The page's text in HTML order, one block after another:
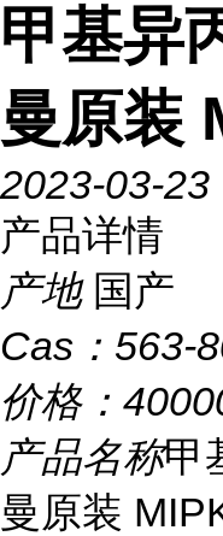
甲基异
曼原装
2023-03-23
产品详情
产地 国产
Cas： 563-
价格：
产品名称甲
曼原装